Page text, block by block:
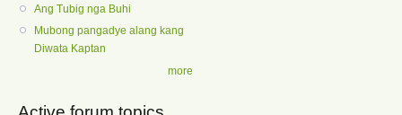
Ang Tubig nga Buhi
Mubong pangadye alang kang
Diwata Kaptan
more